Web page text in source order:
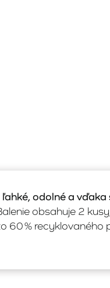
ľahké, odolné a
obsahuje 2
60 % recyklovaného